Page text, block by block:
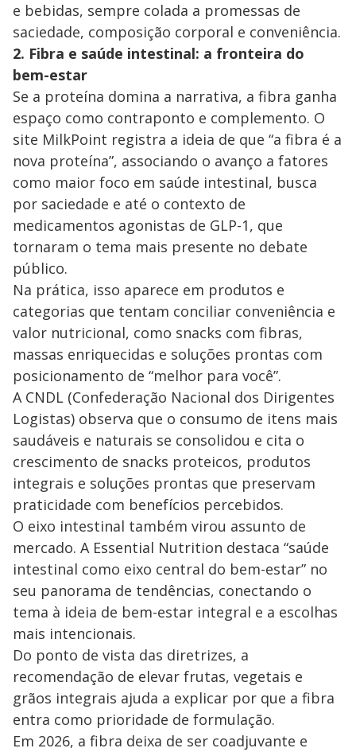
e bebidas, sempre colada a promessas de
saciedade, composição corporal e conveniência.
2. Fibra e saúde intestinal: a fronteira do
bem-estar
Se a proteína domina a narrativa, a fibra ganha
espaço como contraponto e complemento. O
site MilkPoint registra a ideia de que “a fibra é a
nova proteína”, associando o avanço a fatores
como maior foco em saúde intestinal, busca
por saciedade e até o contexto de
medicamentos agonistas de GLP-1, que
tornaram o tema mais presente no debate
público.
Na prática, isso aparece em produtos e
categorias que tentam conciliar conveniência e
valor nutricional, como snacks com fibras,
massas enriquecidas e soluções prontas com
posicionamento de “melhor para você”.
A CNDL (Confederação Nacional dos Dirigentes
Logistas) observa que o consumo de itens mais
saudáveis e naturais se consolidou e cita o
crescimento de snacks proteicos, produtos
integrais e soluções prontas que preservam
praticidade com benefícios percebidos.
O eixo intestinal também virou assunto de
mercado. A Essential Nutrition destaca “saúde
intestinal como eixo central do bem-estar” no
seu panorama de tendências, conectando o
tema à ideia de bem-estar integral e a escolhas
mais intencionais.
Do ponto de vista das diretrizes, a
recomendação de elevar frutas, vegetais e
grãos integrais ajuda a explicar por que a fibra
entra como prioridade de formulação.
Em 2026, a fibra deixa de ser coadjuvante e